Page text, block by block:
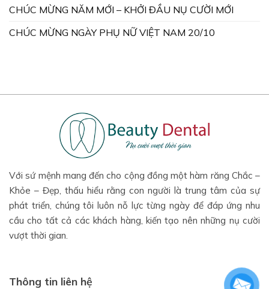
CHÚC MỪNG NĂM MỚI – KHỞI ĐẦU NỤ CƯỜI MỚI
CHÚC MỪNG NGÀY PHỤ NỮ VIỆT NAM 20/10
Với sứ mệnh mang đến cho cộng đồng một hàm răng Chắc –
Khỏe – Đẹp, thấu hiểu rằng con người là trung tâm của sự
phát triển, chúng tôi luôn nỗ lực từng ngày để đáp ứng nhu
cầu cho tất cả các khách hàng, kiến tạo nên những nụ cười
vượt thời gian.
Thông tin liên hệ